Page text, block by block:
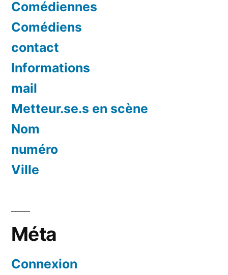
Comédiennes
Comédiens
contact
Informations
mail
Metteur.se.s en scène
Nom
numéro
Ville
Méta
Connexion